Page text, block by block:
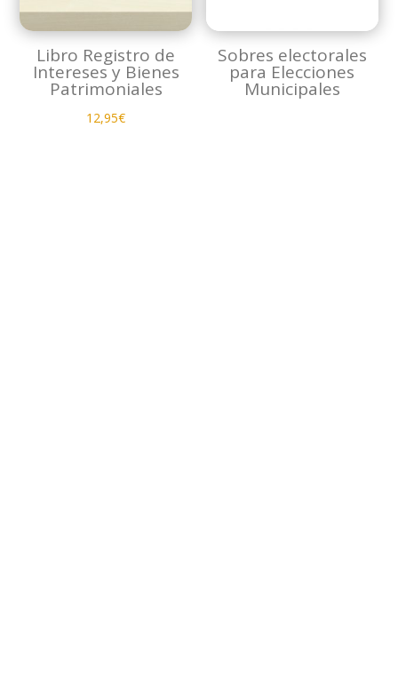
Libro Registro de
Intereses y Bienes
Patrimoniales
12,95€
Sobres electorales
para Elecciones
Municipales